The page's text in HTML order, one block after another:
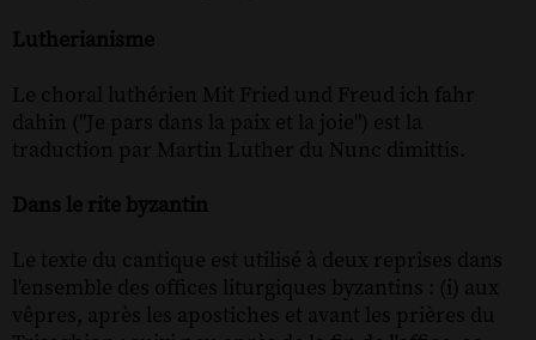
Lutherianisme
Le choral luthérien Mit Fried und Freud ich fahr
dahin ("Je pars dans la paix et la joie") est la
traduction par Martin Luther du Nunc dimittis.
Dans le rite byzantin
Le texte du cantique est utilisé à deux reprises dans
l'ensemble des offices liturgiques byzantins : (i) aux
vêpres, après les apostiches et avant les prières du